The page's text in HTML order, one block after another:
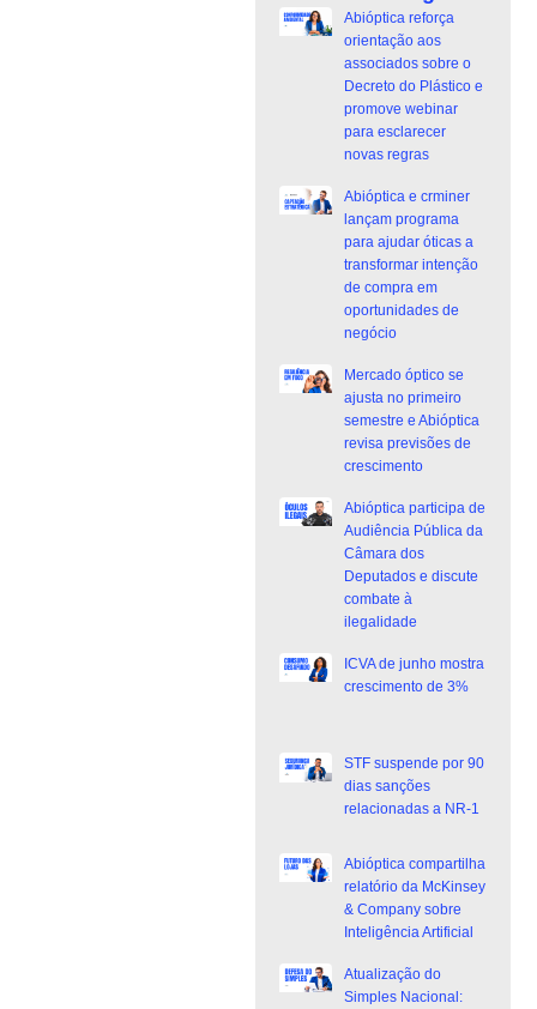
Abióptica reforça
orientação aos
associados sobre o
Decreto do Plástico e
promove webinar
para esclarecer
novas regras
Abióptica e crminer
lançam programa
para ajudar óticas a
transformar intenção
de compra em
oportunidades de
negócio
Mercado óptico se
ajusta no primeiro
semestre e Abióptica
revisa previsões de
crescimento
Abióptica participa de
Audiência Pública da
Câmara dos
Deputados e discute
combate à
ilegalidade
ICVA de junho mostra
crescimento de 3%
STF suspende por 90
dias sanções
relacionadas a NR-1
Abióptica compartilha
relatório da McKinsey
& Company sobre
Inteligência Artificial
Atualização do
Simples Nacional: